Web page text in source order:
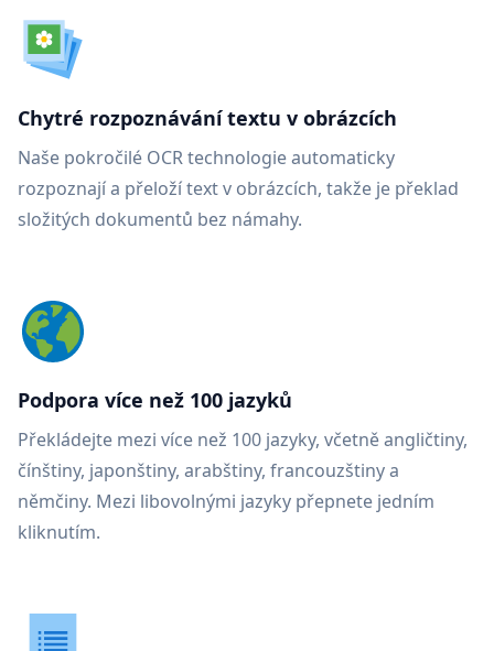
Chytré rozpoznávání textu v obrázcích
Naše pokročilé OCR technologie automaticky
rozpoznají a přeloží text v obrázcích, takže je překlad
složitých dokumentů bez námahy.
Podpora více než 100 jazyků
Překládejte mezi více než 100 jazyky, včetně angličtiny,
čínštiny, japonštiny, arabštiny, francouzštiny a
němčiny. Mezi libovolnými jazyky přepnete jedním
kliknutím.